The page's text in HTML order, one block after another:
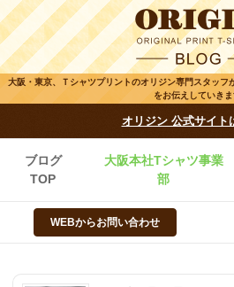
大阪・東京、Ｔシャツプリントのオリジン専門スタッフ
をお伝えしていき
オリジン 公式サイト
ブログ
TOP
大阪本社Tシャツ事業
部
WEBからお問い合わせ